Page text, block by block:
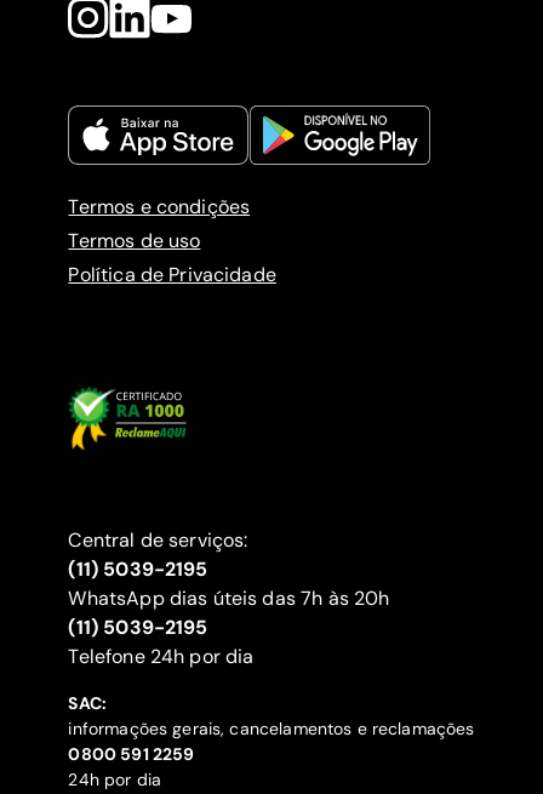
Termos e condições
Termos de uso
Política de Privacidade
Central de serviços:
(11) 5039-2195
WhatsApp dias úteis das 7h às 20h
(11) 5039-2195
‍Telefone 24h por dia
SAC:
informações gerais, cancelamentos e reclamações
‍0800 591 2259
24h por dia